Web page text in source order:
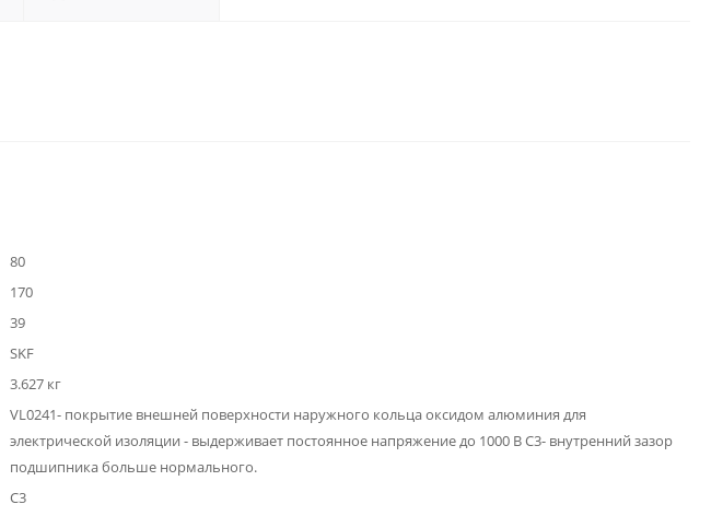
80
170
39
SKF
3.627 кг
VL0241- покрытие внешней поверхности наружного кольца оксидом алюминия для
электрической изоляции - выдерживает постоянное напряжение до 1000 В C3- внутренний зазор
подшипника больше нормального.
C3